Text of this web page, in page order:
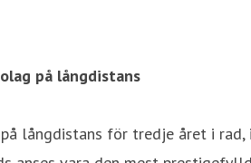
på långdistans
långdistans för tredje året i